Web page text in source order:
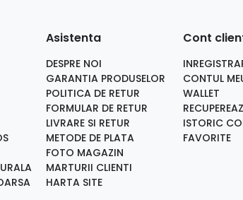
Asistenta
DESPRE NOI
GARANTIA PRODUSELOR
POLITICA DE RETUR
FORMULAR DE RETUR
LIVRARE SI RETUR
METODE DE PLATA
FOTO MAGAZIN
MARTURII CLIENTI
HARTA SITE
Cont
CONTUL
WALLET
ISTORIC
FAVORITE